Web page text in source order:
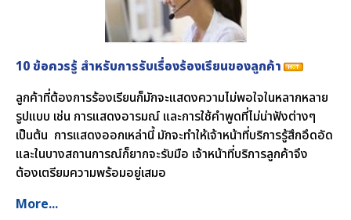
10 ข้อควรรู้ สำหรับการรับเรื่องร้องเรียนของลูกค้า
ลูกค้าที่ต้องการร้องเรียนก็มักจะแสดงความไม่พอใจในหลากหลาย
รูปแบบ เช่น การแสดงอารมณ์ และการใช้คำพูดที่ไม่น่าฟังต่างๆ
เป็นต้น การแสดงออกเหล่านี้ มักจะทำให้เจ้าหน้าที่บริการรู้สึกอึดอัด
และในบางสถานการณ์ก็ยากจะรับมือ เจ้าหน้าที่บริการลูกค้าจึง
ต้องเตรียมความพร้อมอยู่เสมอ
More...